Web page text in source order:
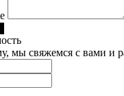
мы свяжемся с вами и